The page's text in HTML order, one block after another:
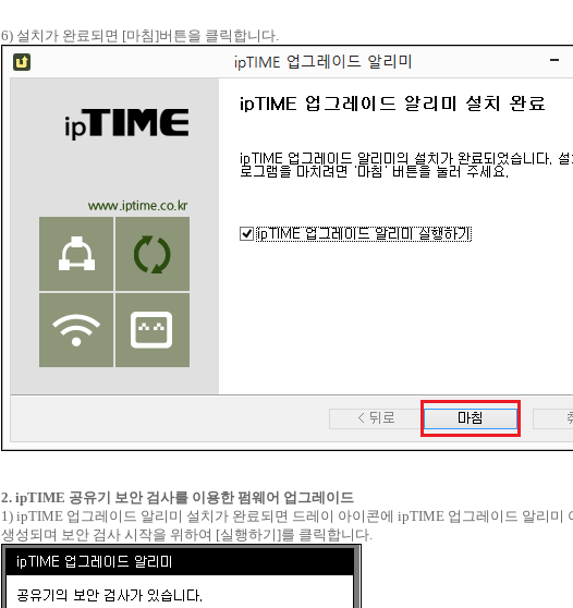
6) 설치가 완료되면 [마침]버튼을 클릭합니다.
2. ipTIME 공유기 보안 검사를 이용한 펌웨어 업그레이드
1) ipTIME 업그레이드 알리미 설치가 완료되면 드레이 아이콘에 ipTIME 업그레이드 알리미
생성되며 보안 검사 시작을 위하여 [실행하기]를 클릭합니다.